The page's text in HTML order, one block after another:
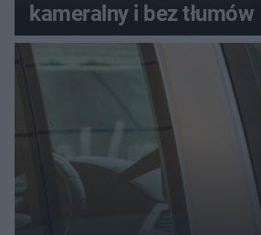
kameralny i bez tłumów